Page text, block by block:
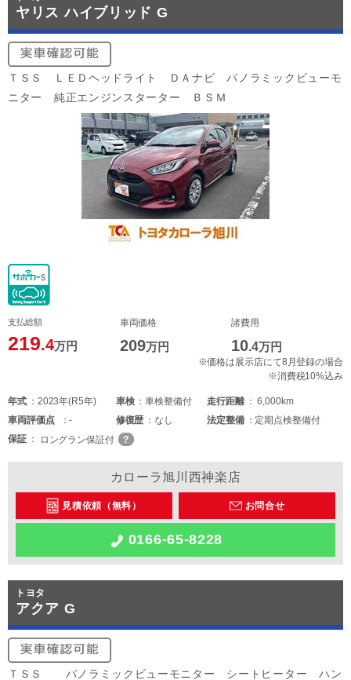
ヤリス ハイブリッド G
ＴＳＳ ＬＥＤヘッドライト ＤＡナビ パノラミックビューモ
ニター 純正エンジンスターター ＢＳＭ
支払総額
219.4万円
車両価格
209万円
諸費用
10.4万円
※価格は展示店にて8月登録の場合
※消費税10%込み
年式 2023年(R5年) 車検 車検整備付 走行距離
6,000km
車両評価点 - 修復歴 なし 法定整備
定期点検整備付
保証
ロングラン保証付
カローラ旭川西神楽店
見積依頼（無料） お問合せ
0166-65-8228
トヨタ
アクア G
ＴＳＳ パノラミックビューモニター シートヒーター ハン